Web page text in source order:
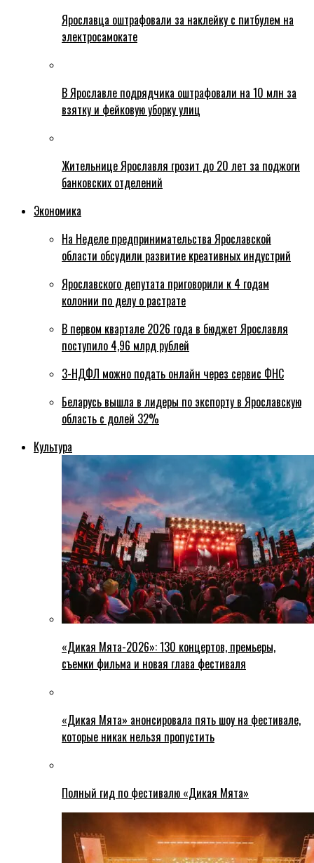
Ярославца оштрафовали за наклейку с питбулем на
электросамокате
В Ярославле подрядчика оштрафовали на 10 млн за
взятку и фейковую уборку улиц
Жительнице Ярославля грозит до 20 лет за поджоги
банковских отделений
Экономика
На Неделе предпринимательства Ярославской
области обсудили развитие креативных индустрий
Ярославского депутата приговорили к 4 годам
колонии по делу о растрате
В первом квартале 2026 года в бюджет Ярославля
поступило 4,96 млрд рублей
3-НДФЛ можно подать онлайн через сервис ФНС
Беларусь вышла в лидеры по экспорту в Ярославскую
область с долей 32%
Культура
«Дикая Мята-2026»: 130 концертов, премьеры,
съемки фильма и новая глава фестиваля
«Дикая Мята» анонсировала пять шоу на фестивале,
которые никак нельзя пропустить
Полный гид по фестивалю «Дикая Мята»